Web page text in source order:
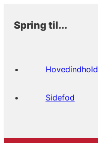
Spring til...
Hovedindhold
Sidefod